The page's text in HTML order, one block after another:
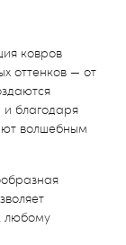
ковров
оттенков — от
благодаря
волшебным
любому